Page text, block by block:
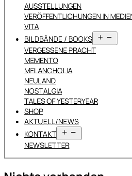
AUSSTELLUNGEN
VERÖFFENTLICHUNGEN IN
VITA
BILDBÄNDE / BOOKS
öffnen
VERGESSENE PRACHT
MEMENTO
MELANCHOLIA
NEULAND
NOSTALGIA
TALES OF YESTERYEAR
SHOP
AKTUELL/NEWS
KONTAKT
öffnen
NEWSLETTER